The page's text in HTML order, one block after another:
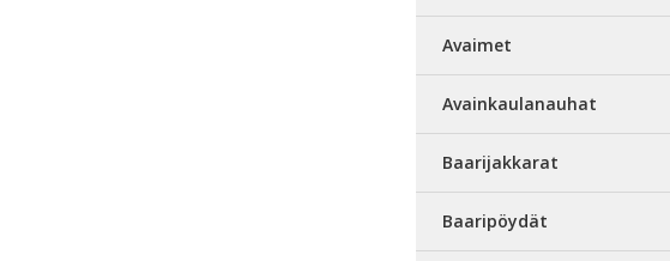
Avaimet
Avainkaulanauhat
Baarijakkarat
Baaripöydät